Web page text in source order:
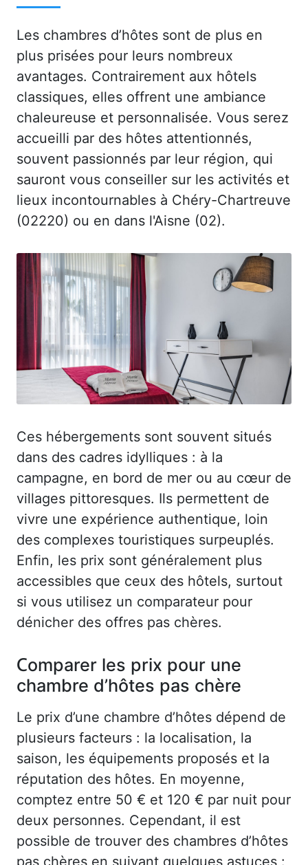
Les chambres d’hôtes sont de plus en
plus prisées pour leurs nombreux
avantages. Contrairement aux hôtels
classiques, elles offrent une ambiance
chaleureuse et personnalisée. Vous serez
accueilli par des hôtes attentionnés,
souvent passionnés par leur région, qui
sauront vous conseiller sur les activités et
lieux incontournables à Chéry-Chartreuve
(02220) ou en dans l'Aisne (02).
Ces hébergements sont souvent situés
dans des cadres idylliques : à la
campagne, en bord de mer ou au cœur de
villages pittoresques. Ils permettent de
vivre une expérience authentique, loin
des complexes touristiques surpeuplés.
Enfin, les prix sont généralement plus
accessibles que ceux des hôtels, surtout
si vous utilisez un comparateur pour
dénicher des offres pas chères.
Comparer les prix pour une
chambre d’hôtes pas chère
Le prix d’une chambre d’hôtes dépend de
plusieurs facteurs : la localisation, la
saison, les équipements proposés et la
réputation des hôtes. En moyenne,
comptez entre 50 € et 120 € par nuit pour
deux personnes. Cependant, il est
possible de trouver des chambres d’hôtes
pas chères en suivant quelques astuces :